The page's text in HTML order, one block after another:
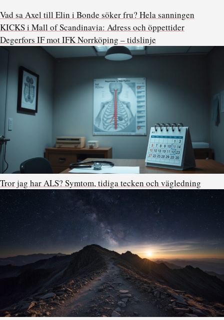
Vad sa Axel till Elin i Bonde söker fru? Hela sanningen
KICKS i Mall of Scandinavia: Adress och öppettider
Degerfors IF mot IFK Norrköping – tidslinje
Tror jag har ALS? Symtom, tidiga tecken och vägledning